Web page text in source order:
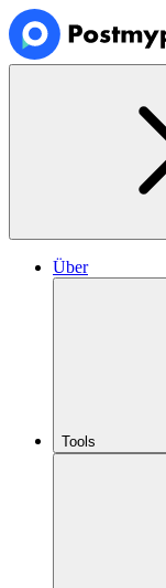
Über
Tools